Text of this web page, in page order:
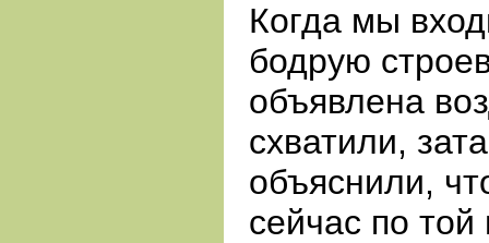
Когда мы
бодрую
объявлена
схватили,
объяснили,
сейчас по